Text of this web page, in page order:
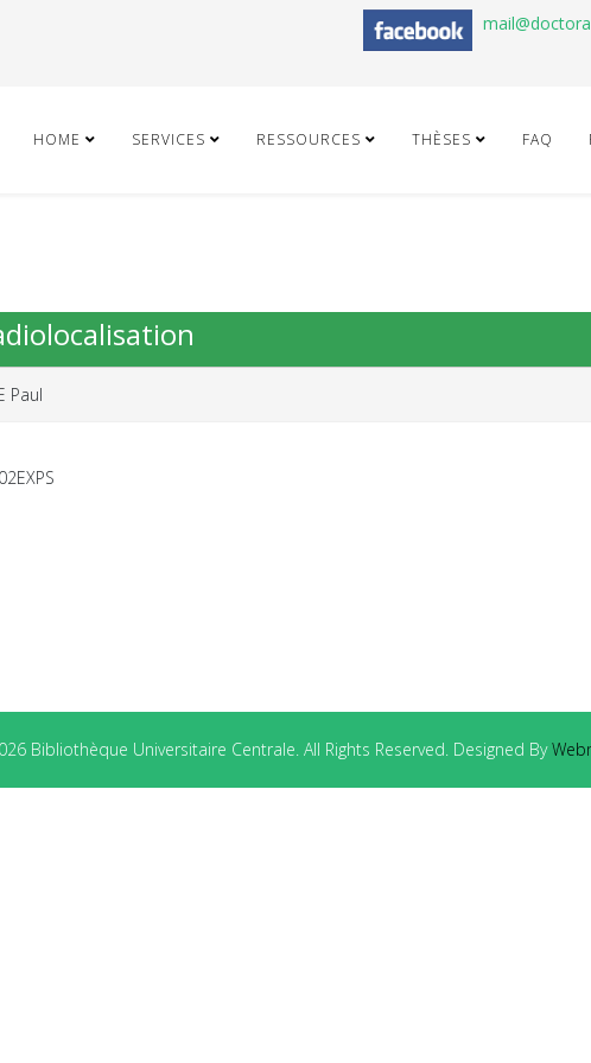
HOME SERVICES RESSOURCES THÈSES FAQ
Paul
Bibliothèque Universitaire Centrale. All Rights Reserved. Designed By